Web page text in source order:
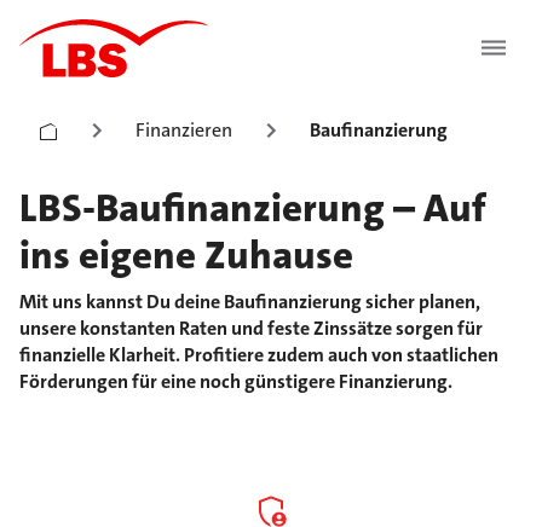
Finanzieren Baufinanzierung
LBS-Baufinanzierung – Auf
ins eigene Zuhause
Mit uns kannst Du deine Baufinanzierung sicher planen,
unsere konstanten Raten und feste Zinssätze sorgen für
finanzielle Klarheit. Profitiere zudem auch von staatlichen
Förderungen für eine noch günstigere Finanzierung.